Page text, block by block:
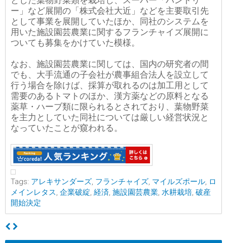
ー」など展開の「株式会社大近」などを主要取引先
として事業を展開していたほか、同社のシステムを
用いた施設園芸農業に関するフランチャイズ展開に
ついても募集をかけていた模様。
なお、施設園芸農業に関しては、国内の研究者の間
でも、大手流通の子会社が農事組合法人を設立して
行う場合を除けば、採算が取れるのは加工用として
需要のあるトマトのほか、漢方薬などの原料となる
薬草・ハーブ類に限られるとされており、葉物野菜
を主力としていた同社については厳しい経営状況と
なっていたことが窺われる。
Tags: アレキサンダーズ, フランチャイズ, マイルズポール, ロ
メインレタス, 企業破綻, 経済, 施設園芸農業, 水耕栽培, 破産
開始決定